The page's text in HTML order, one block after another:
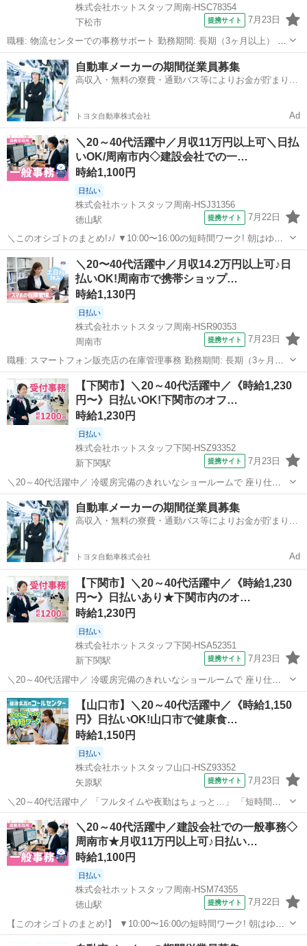
株式会社ホットスタッフ周南-HSC78354
下松市
提携サイト 7月23日
職種: 物流センターでの事務サポート 勤務期間: 長期（3ヶ月以上） 仕
事内容: これまでの事務経験、 もっと穏やかな環境で活かしてみませ
んか? ここは、もくもくと作業に集中できる、 物流センター内での事
務サポートのお...
山口 下松市 一般事務
自動車メーカーの期間従業員募集
高収入・無料の寮費・通勤バス等によりお金が貯まりや
トヨタ自動車株式会社 Ad
＼20～40代活躍中／月収11万円以上可＼日払
いOK/周南市内◇建設会社での一…
時給1,100円
日払い
株式会社ホットスタッフ周南-HSJ31356
徳山駅
提携サイト 7月22日
＼このオシゴトのまとめ!♪/ ▼10:00〜16:00の短時間ワーク! 朝はゆっ
くり、夕方は早めに帰宅できる♪ 家事の時間も確保しやすい◎ ▼土日
祝休み&残業なし! 自分の時間や家族との予定も大切にできる★ ▼PC
入力...
山口 徳山駅 一般事務
＼20〜40代活躍中／月収14.2万円以上可♪日
払いOK!周南市で携帯ショップ…
時給1,130円
日払い
株式会社ホットスタッフ周南-HSR90353
周南市
提携サイト 7月23日
職種: スマートフォン販売店の在庫管理事務 勤務期間: 長期（3ヶ月以
上） 仕事内容: スマートフォン販売店の バックヤードでのオフィスワ
ーク♪ 在庫管理事務スタッフ!
—————————————————————— 【...
山口 周南市 一般事務
【下関市】＼20～40代活躍中／《時給1,230
円〜》日払いOK!下関市のオフ…
時給1,230円
日払い
株式会社ホットスタッフ下関-HSZ93352
新下関駅
提携サイト 7月23日
＼20～40代活躍中／ 冷暖房完備のきれいなショールームで 座り仕事
メインの受付事務のお仕事です★ 「車の知識が全くない…」 という方
もご安心を♪ PCの基本操作さえできれば、 未経験からでも無理なく始
められる、 快適...
山口 下関市 新下関駅 一般事務
自動車メーカーの期間従業員募集
高収入・無料の寮費・通勤バス等によりお金が貯まりや
トヨタ自動車株式会社 Ad
【下関市】＼20～40代活躍中／《時給1,230
円〜》日払いあり★下関市内のオ…
時給1,230円
日払い
株式会社ホットスタッフ下関-HSA52351
新下関駅
提携サイト 7月23日
＼20～40代活躍中／ 冷暖房完備のきれいなショールームで 座り仕事
メインの受付事務のお仕事です★ 『車の知識が全くない…』 という方
もご安心を♪ PCの基本操作さえできれば、 未経験からでも無理なく始
められる、 快適な環...
山口 下関市 新下関駅
【山口市】＼20～40代活躍中／《時給1,150
円》日払いOK!山口市で健康食…
時給1,150円
日払い
株式会社ホットスタッフ山口-HSZ93352
矢原駅
提携サイト 7月23日
＼20～40代活躍中／ 「フルタイムや夜勤はちょっと…」 「短時間で
無理なく働きたい!」 という方必見の時短ワーク★ 実働5時間で、夕方
前にはおうちに帰れる、 理想の働き方がここにあります♪
・・・・・・・・・・・・・...
山口 山口市 電話対応
＼20～40代活躍中／建設会社での一般事務◇
周南市★月収11万円以上可♪日払い…
時給1,100円
日払い
株式会社ホットスタッフ周南-HSM74355
徳山駅
提携サイト 7月22日
【このオシゴトのまとめ!】 ▼10:00〜16:00の短時間ワーク! 朝はゆっ
くり、夕方は早めに帰宅できる♪ 家事の時間も確保しやすい◎ ▼土日
一般事務